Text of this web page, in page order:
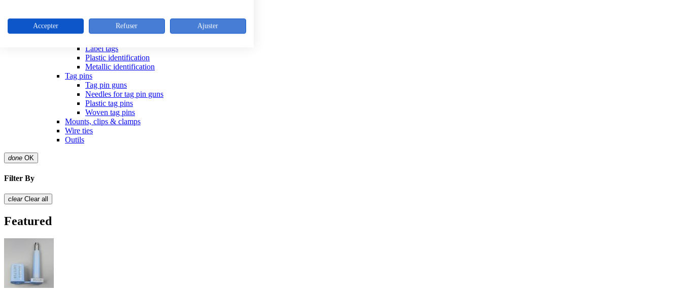
Outillage colliers metalliques
Releasible ties
Label tags
Plastic identification
Metallic identification
Tag pins
Tag pin guns
Needles for tag pin guns
Plastic tag pins
Woven tag pins
Mounts, clips & clamps
Wire ties
Outils
done OK
Filter By
clear Clear all
Featured
Accepter Refuser Ajuster